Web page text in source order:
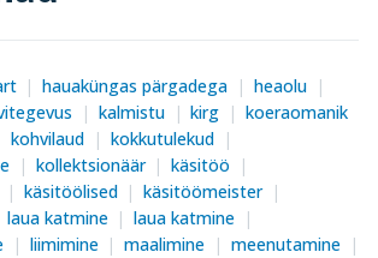
hauaküngas pärgadega
heaolu
kalmistu kirg
koeraomanik
kohvilaud
kokkutulekud
kollektsionäär
käsitöö
käsitöölised
käsitöömeister
laua katmine
laua katmine
liimimine maalimine
meenutamine